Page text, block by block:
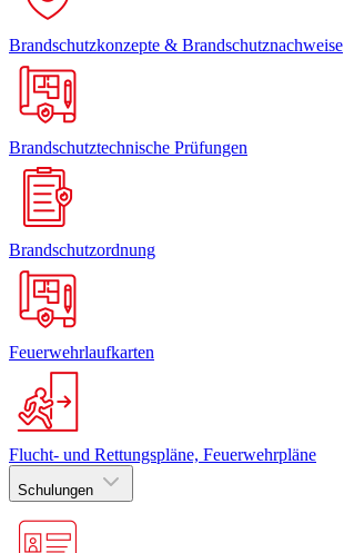
Brandschutzkonzepte & Brandschutznachweise
Brandschutztechnische Prüfungen
Brandschutzordnung
Feuerwehrlaufkarten
Flucht- und Rettungspläne, Feuerwehrpläne
Schulungen